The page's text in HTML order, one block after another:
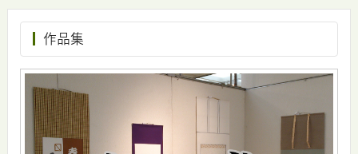
作品集